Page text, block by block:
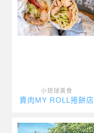
小琉球美食
賣肉MY ROLL捲餅店